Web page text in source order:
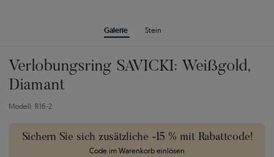
Galerie Stein
Verlobungsring SAVICKI: Weißgold,
Diamant
Modell: R16-2
Sichern Sie sich zusätzliche -15 % mit Rabattcode!
Code im Warenkorb einlösen